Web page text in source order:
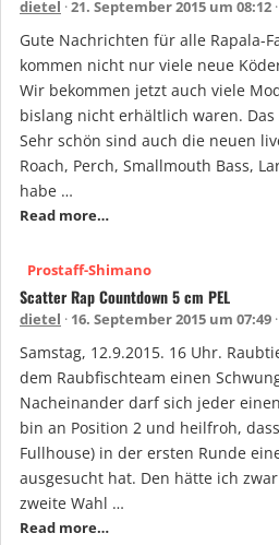
dietel 21. September 2015 um 08:12
Gute Nachrichten für alle Rapala-
kommen nicht nur viele neue
Wir bekommen jetzt auch viele
bislang nicht erhältlich waren.
Sehr schön sind auch die neuen
Roach, Perch, Smallmouth Bass,
habe …
Read more…
Prostaff-Shimano
Scatter Rap Countdown 5 cm PEL
dietel 16. September 2015 um 07:49
Samstag, 12.9.2015. 16 Uhr.
dem Raubfischteam einen
Nacheinander darf sich jeder
bin an Position 2 und heilfroh,
Fullhouse) in der ersten Runde
ausgesucht hat. Den hätte ich
zweite Wahl …
Read more…